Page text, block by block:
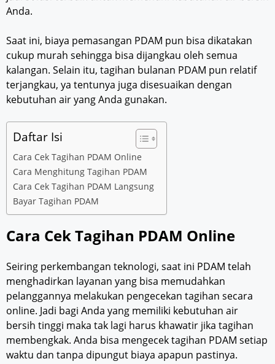
Anda.
Saat ini, biaya pemasangan PDAM pun bisa dikatakan
cukup murah sehingga bisa dijangkau oleh semua
kalangan. Selain itu, tagihan bulanan PDAM pun relatif
terjangkau, ya tentunya juga disesuaikan dengan
kebutuhan air yang Anda gunakan.
Daftar Isi
Cara Cek Tagihan PDAM Online
Cara Menghitung Tagihan PDAM
Cara Cek Tagihan PDAM Langsung
Bayar Tagihan PDAM
Cara Cek Tagihan PDAM Online
Seiring perkembangan teknologi, saat ini PDAM telah
menghadirkan layanan yang bisa memudahkan
pelanggannya melakukan pengecekan tagihan secara
online. Jadi bagi Anda yang memiliki kebutuhan air
bersih tinggi maka tak lagi harus khawatir jika tagihan
membengkak. Anda bisa mengecek tagihan PDAM setiap
waktu dan tanpa dipungut biaya apapun pastinya.